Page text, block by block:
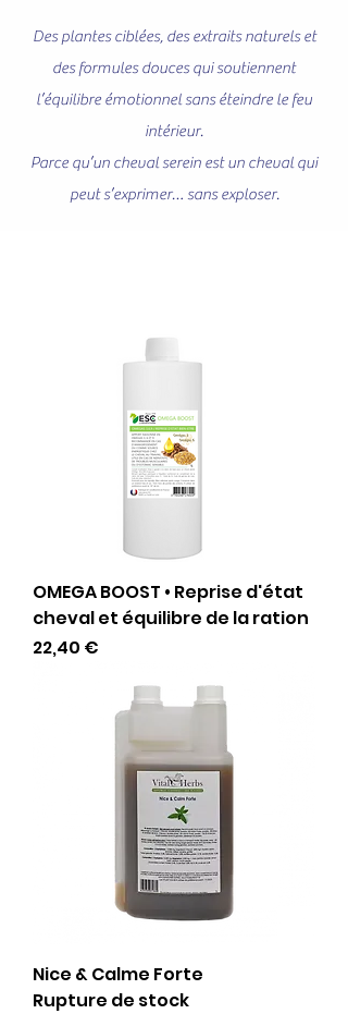
Des plantes ciblées, des extraits naturels et
des formules douces qui soutiennent
l’équilibre émotionnel sans éteindre le feu
intérieur.
Parce qu’un cheval serein est un cheval qui
peut s’exprimer… sans exploser.
OMEGA BOOST • Reprise d'état
cheval et équilibre de la ration
Prix
22,40 €
Nice & Calme Forte
Rupture de stock